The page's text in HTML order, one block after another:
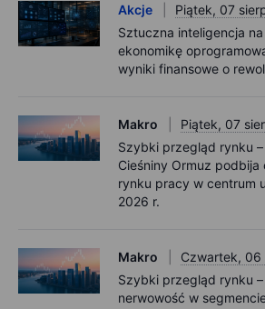
Akcje
Piątek, 07
Sztuczna inteligencja
ekonomikę
wyniki finansowe o
Makro
Piątek, 07
Szybki przegląd rynku –
Cieśniny Ormuz
rynku pracy w centrum
2026 r.
Makro
Czwartek,
Szybki przegląd rynku
nerwowość w